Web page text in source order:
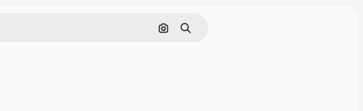
Поиск по изображению
Поиск